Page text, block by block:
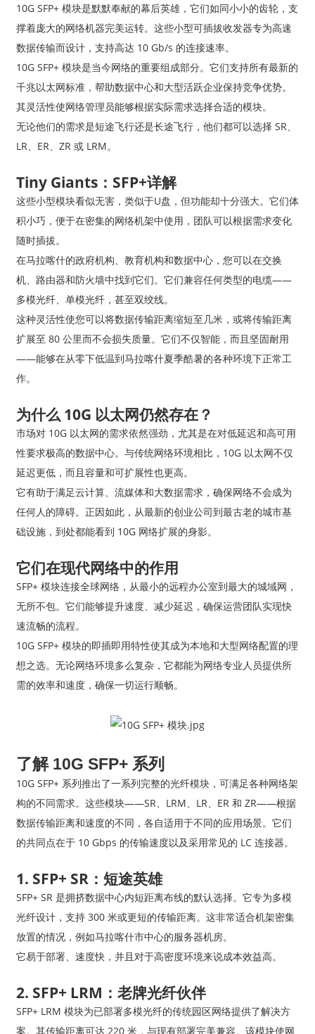
10G SFP+ 模块是默默奉献的幕后英雄，它们如同小小的齿轮，支
撑着庞大的网络机器完美运转。这些小型可插拔收发器专为高速
数据传输而设计，支持高达 10 Gb/s 的连接速率。
10G SFP+ 模块是当今网络的重要组成部分。它们支持所有最新的
千兆以太网标准，帮助数据中心和大型活跃企业保持竞争优势。
其灵活性使网络管理员能够根据实际需求选择合适的模块。
无论他们的需求是短途飞行还是长途飞行，他们都可以选择 SR、
LR、ER、ZR 或 LRM。
Tiny Giants：SFP+详解
这些小型模块看似无害，类似于U盘，但功能却十分强大。它们体
积小巧，便于在密集的网络机架中使用，团队可以根据需求变化
随时插拔。
在马拉喀什的政府机构、教育机构和数据中心，您可以在交换
机、路由器和防火墙中找到它们。它们兼容任何类型的电缆——
多模光纤、单模光纤，甚至双绞线。
这种灵活性使您可以将数据传输距离缩短至几米，或将传输距离
扩展至 80 公里而不会损失质量。它们不仅智能，而且坚固耐用
——能够在从零下低温到马拉喀什夏季酷暑的各种环境下正常工
作。
为什么 10G 以太网仍然存在？
市场对 10G 以太网的需求依然强劲，尤其是在对低延迟和高可用
性要求极高的数据中心。与传统网络环境相比，10G 以太网不仅
延迟更低，而且容量和可扩展性也更高。
它有助于满足云计算、流媒体和大数据需求，确保网络不会成为
任何人的障碍。正因如此，从最新的创业公司到最古老的城市基
础设施，到处都能看到 10G 网络扩展的身影。
它们在现代网络中的作用
SFP+ 模块连接全球网络，从最小的远程办公室到最大的城域网，
无所不包。它们能够提升速度、减少延迟，确保运营团队实现快
速流畅的流程。
10G SFP+ 模块的即插即用特性使其成为本地和大型网络配置的理
想之选。无论网络环境多么复杂，它都能为网络专业人员提供所
需的效率和速度，确保一切运行顺畅。
了解 10G SFP+ 系列
10G SFP+ 系列推出了一系列完整的光纤模块，可满足各种网络架
构的不同需求。这些模块——SR、LRM、LR、ER 和 ZR——根据
数据传输距离和速度的不同，各自适用于不同的应用场景。它们
的共同点在于 10 Gbps 的传输速度以及采用常见的 LC 连接器。
1. SFP+ SR：短途英雄
SFP+ SR 是拥挤数据中心内短距离布线的默认选择。它专为多模
光纤设计，支持 300 米或更短的传输距离。这非常适合机架密集
放置的情况，例如马拉喀什市中心的服务器机房。
它易于部署、速度快，并且对于高密度环境来说成本效益高。
2. SFP+ LRM：老牌光纤伙伴
SFP+ LRM 模块为已部署多模光纤的传统园区网络提供了解决方
案。其传输距离可达 220 米，与现有部署完美兼容。该模块使网